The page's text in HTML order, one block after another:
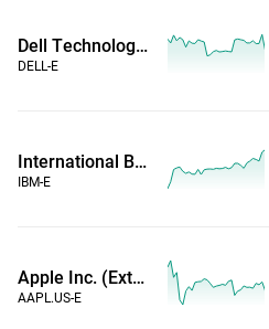
Dell Technologies Inc (Hora Estendida)
DELL-E
International Business Machines Corp (Hora Estendida)
IBM-E
Apple Inc. (Extended Hours)
AAPL.US-E